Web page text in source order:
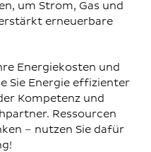
um Strom, Gas und
erneuerbare
Energiekosten und
Sie Energie effizienter
Kompetenz und
Ressourcen
– nutzen Sie dafür